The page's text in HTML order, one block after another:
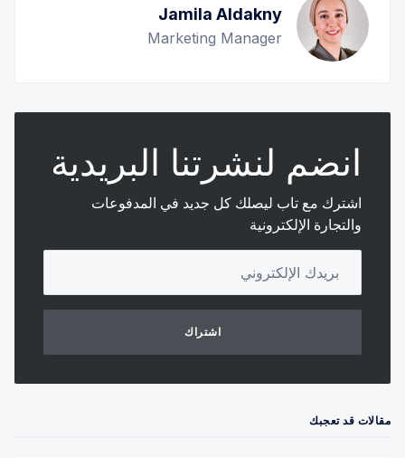
Jamila Aldakny
Marketing Manager
انضم لنشرتنا البريدية
اشترك مع تاب ليصلك كل جديد في المدفوعات
والتجارة الإلكترونية
اشتراك
مقالات قد تعجبك